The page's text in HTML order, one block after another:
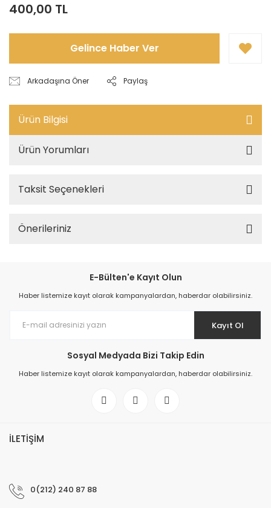
400,00 TL
Gelince Haber Ver
Arkadaşına Öner Paylaş
Ürün Bilgisi
Ürün Yorumları
Taksit Seçenekleri
Önerileriniz
E-Bülten'e Kayıt Olun
Haber listemize kayıt olarak kampanyalardan, haberdar olabilirsiniz.
Kayıt Ol
Sosyal Medyada Bizi Takip Edin
Haber listemize kayıt olarak kampanyalardan, haberdar olabilirsiniz.
İLETİŞİM
0(212) 240 87 88